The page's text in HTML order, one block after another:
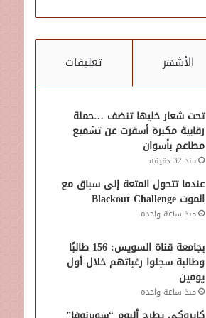
الأشهر تعليقات
تحت شعار خليها تنضف …حملة
رقابية مكبرة أسفرت عن تشميع
مطاعم بأسوان
منذ 32 دقيقة
عندما تتحول المتعة إلى سباق مع
الموت Blackout Challenge
منذ ساعة واحدة
بجامعة قناة السويس: 156 طالبًا
وطالبة سجلوا رغباتهم خلال أول
يومين
منذ ساعة واحدة